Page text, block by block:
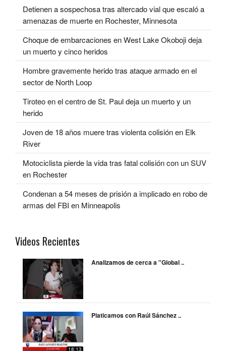
Detienen a sospechosa tras altercado vial que escaló a
amenazas de muerte en Rochester, Minnesota
Choque de embarcaciones en West Lake Okoboji deja
un muerto y cinco heridos
Hombre gravemente herido tras ataque armado en el
sector de North Loop
Tiroteo en el centro de St. Paul deja un muerto y un
herido
Joven de 18 años muere tras violenta colisión en Elk
River
Motociclista pierde la vida tras fatal colisión con un SUV
en Rochester
Condenan a 54 meses de prisión a implicado en robo de
armas del FBI en Minneapolis
Videos Recientes
Analizamos de cerca a "Global ..
18:13
Platicamos con Raúl Sánchez ..